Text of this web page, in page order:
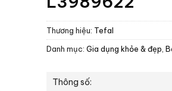
Thương hiệu: Tefal
Danh mục: Gia dụng khỏe & đẹp
Thông số: